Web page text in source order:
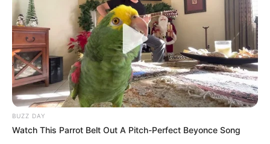
A découvrir cetteBase Quinté et l’Outsider du jour.
BUZZ DAY
Watch This Parrot Belt Out A Pitch-Perfect Beyonce Song